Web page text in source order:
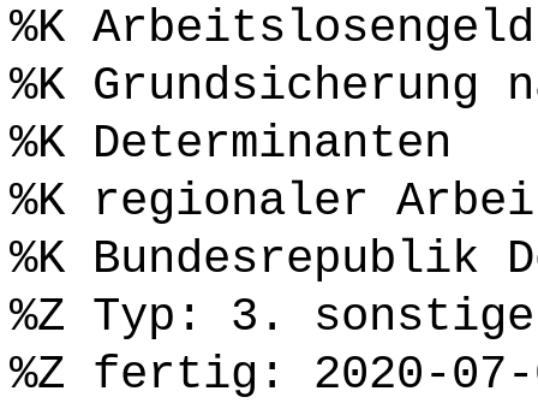
%K
%K Grundsicherung
%K Determinanten
%K regionaler
%K Bundesrepublik
%Z Typ: 3.
%Z fertig: 2020-07-